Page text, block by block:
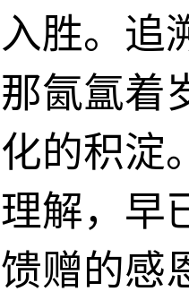
胜。追
氤氲着
的积淀
解，早
赠的感